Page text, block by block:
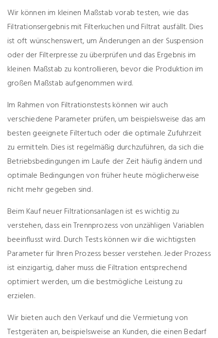
Wir können im kleinen Maßstab vorab testen, wie das
Filtrationsergebnis mit Filterkuchen und Filtrat ausfällt. Dies
ist oft wünschenswert, um Änderungen an der Suspension
oder der Filterpresse zu überprüfen und das Ergebnis im
kleinen Maßstab zu kontrollieren, bevor die Produktion im
großen Maßstab aufgenommen wird.
Im Rahmen von Filtrationstests können wir auch
verschiedene Parameter prüfen, um beispielsweise das am
besten geeignete Filtertuch oder die optimale Zufuhrzeit
zu ermitteln. Dies ist regelmäßig durchzuführen, da sich die
Betriebsbedingungen im Laufe der Zeit häufig ändern und
optimale Bedingungen von früher heute möglicherweise
nicht mehr gegeben sind.
Beim Kauf neuer Filtrationsanlagen ist es wichtig zu
verstehen, dass ein Trennprozess von unzähligen Variablen
beeinflusst wird. Durch Tests können wir die wichtigsten
Parameter für Ihren Prozess besser verstehen. Jeder Prozess
ist einzigartig, daher muss die Filtration entsprechend
optimiert werden, um die bestmögliche Leistung zu
erzielen.
Wir bieten auch den Verkauf und die Vermietung von
Testgeräten an, beispielsweise an Kunden, die einen Bedarf